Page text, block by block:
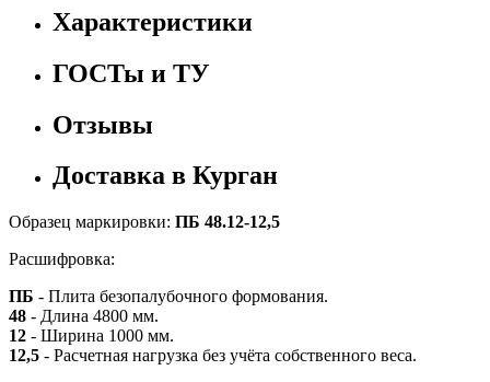
Характеристики
ГОСТы и ТУ
Отзывы
Доставка в Курган
Образец маркировки: ПБ 48.12-12,5
Расшифровка:
ПБ - Плита безопалубочного формования.
48 - Длина 4800 мм.
12 - Ширина 1000 мм.
12,5 - Расчетная нагрузка без учёта собственного веса.